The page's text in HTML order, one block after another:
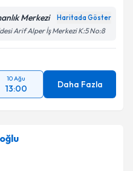
Merkezi Haritada Göster
Arif Alper İş Merkezi K:5 No:8
10 Ağu
13:00 Daha Fazla